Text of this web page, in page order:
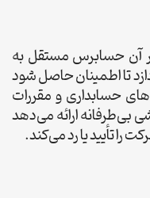
آن حسابرس مستقل به
تا اطمینان حاصل شود
حسابداری و مقررات
بی‌طرفانه ارائه می‌دهد
تأیید یا رد می‌کند.